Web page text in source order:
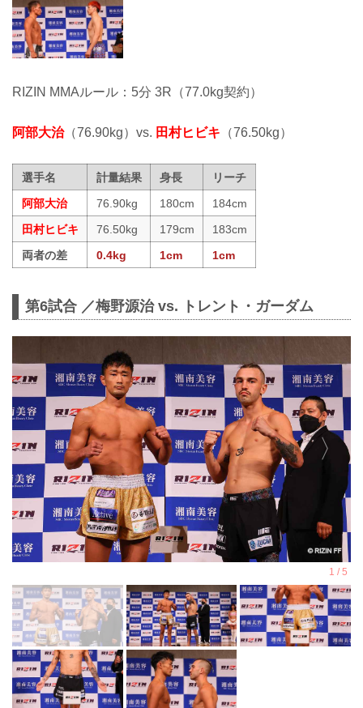
RIZIN MMAルール：5分 3R（77.0kg契約）
阿部大治（76.90kg）vs. 田村ヒビキ （76.50kg）
選手名 計量結果 身長
リーチ
阿部大治
76.90kg 180cm
184cm
田村ヒビキ
76.50kg 179cm
183cm
両者の差
0.4kg 1cm 1cm
第6試合 ／梅野源治 vs. トレント・ガーダム